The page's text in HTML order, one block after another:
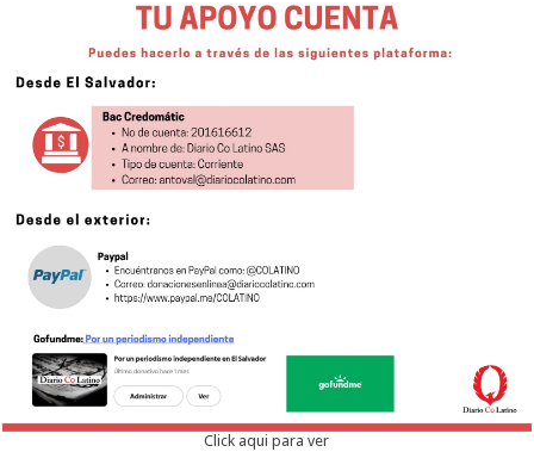
Click aqui para ver